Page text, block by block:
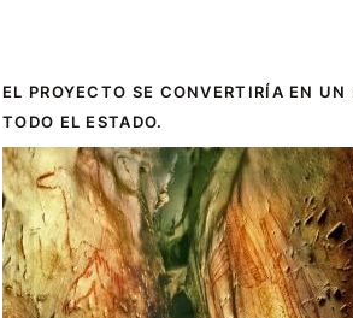
EL PROYECTO SE CONVERTIRÍA EN
TODO EL ESTADO.